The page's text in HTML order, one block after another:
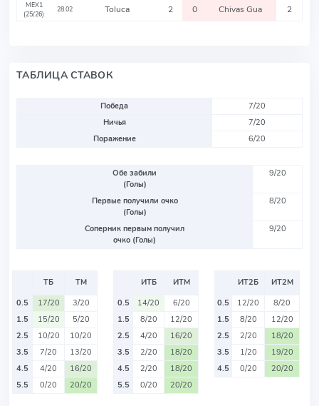
MEX1
(25/26)
28.02 Toluca 2 0 Chivas Gua 2
ТАБЛИЦА СТАВОК
Победа
7/20
Ничья
7/20
Поражение
6/20
Обе забили
(Голы)
9/20
Первые получили очко
(Голы)
8/20
Соперник первым получил
очко (Голы)
9/20
ТБ
ТМ
0.5
17/20
3/20
1.5
15/20
5/20
2.5
10/20
10/20
3.5
7/20
13/20
4.5
4/20
16/20
5.5
0/20 20/20
ИТБ
ИТМ
0.5
14/20
6/20
1.5
8/20
12/20
2.5
4/20
16/20
3.5
2/20
18/20
4.5
2/20
18/20
5.5
0/20 20/20
ИТ2Б
ИТ2М
0.5
12/20
8/20
1.5
8/20
12/20
2.5
2/20
18/20
3.5
1/20
19/20
4.5
0/20 20/20